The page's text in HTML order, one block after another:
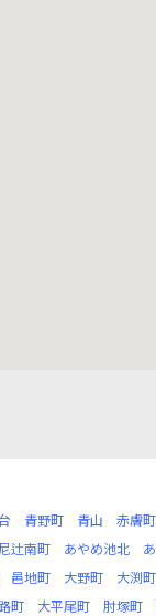
青野町 青山 赤膚町
尼辻南町 あやめ池北
邑地町 大野町 大渕町
町 大平尾町 肘塚町